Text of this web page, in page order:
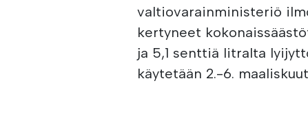
valtiovarainministeriö
kertyneet
ja 5,1 senttiä litralta
käytetään 2.-6.